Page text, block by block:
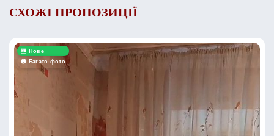
СХОЖІ ПРОПОЗИЦІЇ
🆕 Нове
📷 Багато фото